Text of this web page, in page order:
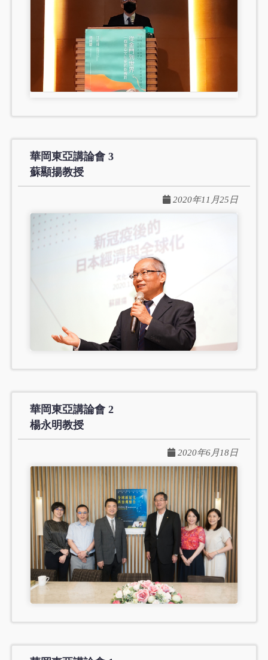
華岡東亞講論會 3
蘇顯揚教授
2020年11月25日
華岡東亞講論會 2
楊永明教授
2020年6月18日